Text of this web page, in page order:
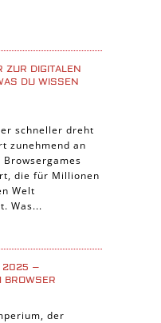
ZUR DIGITALEN
DU WISSEN
schneller dreht
zunehmend an
die für Millionen
Welt
Was...
2025 –
BROWSER
der